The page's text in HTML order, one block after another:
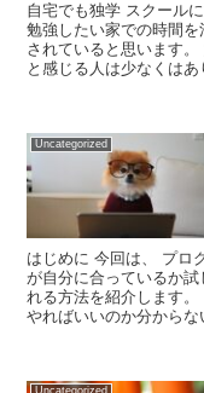
自宅でも独学 スクール
勉強したい家での時間
されていると思います
と感じる人は少なくは
Uncategorized
はじめに 今回は、 プロ
が自分に合っているか
れる方法を紹介します
やればいいのか分からな